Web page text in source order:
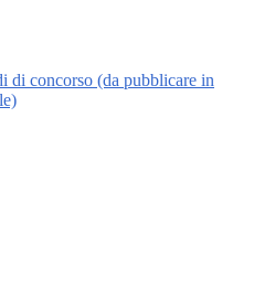
di concorso (da pubblicare in